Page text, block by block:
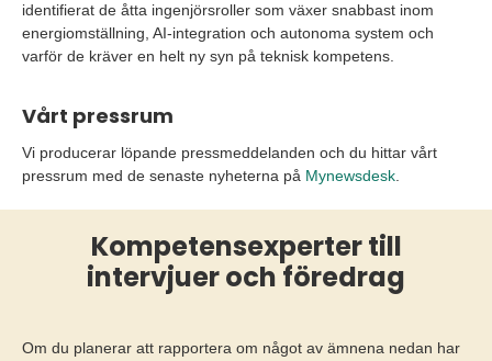
identifierat de åtta ingenjörsroller som växer snabbast inom
energiomställning, AI-integration och autonoma system och
varför de kräver en helt ny syn på teknisk kompetens.
Vårt pressrum
Vi producerar löpande pressmeddelanden och du hittar vårt
pressrum med de senaste nyheterna på Mynewsdesk
Kompetensexperter till
intervjuer och föredrag
Om du planerar att rapportera om något av ämnena nedan har